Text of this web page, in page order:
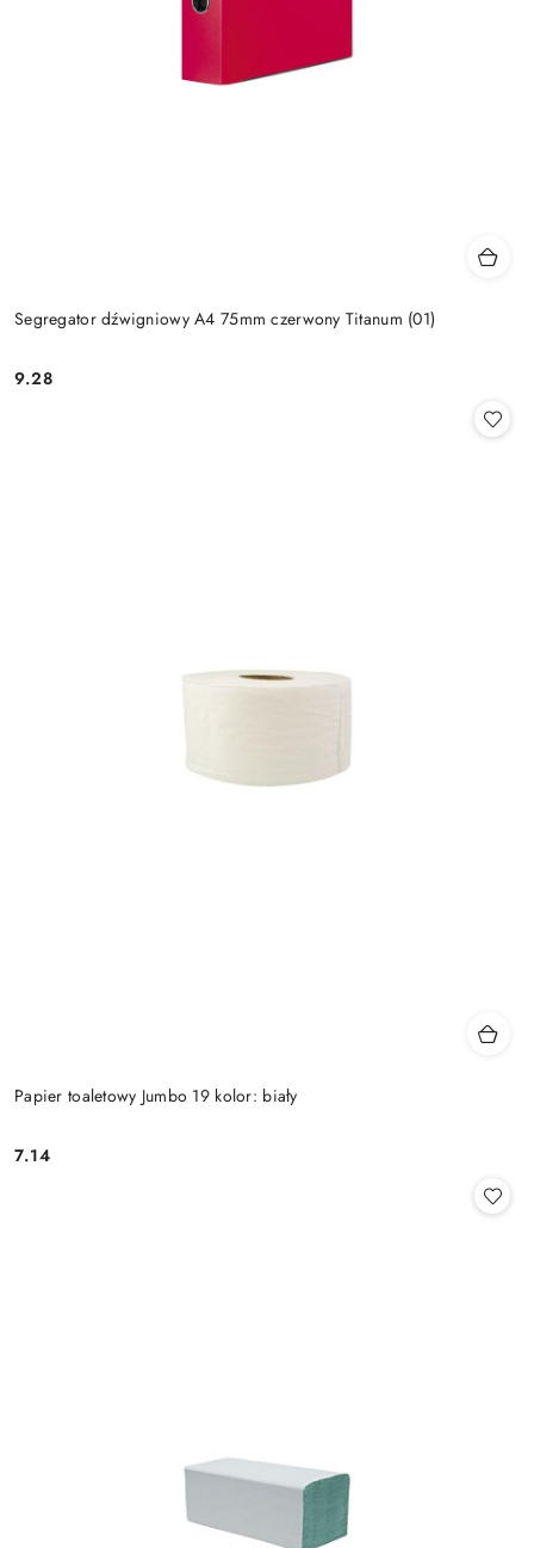
Segregator dźwigniowy A4 75mm czerwony Titanum (01)
Cena:
9.28
Papier toaletowy Jumbo 19 kolor: biały
Cena:
7.14